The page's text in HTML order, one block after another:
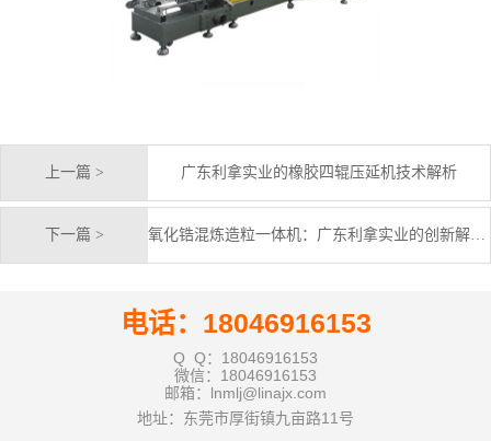
上一篇 > 广东利拿实业的橡胶四辊压延机技术解析
下一篇 > 氧化锆混炼造粒一体机：广东利拿实业的创新解决方案
电话：18046916153
Q Q：18046916153
微信：18046916153
邮箱：lnmlj@linajx.com
地址：东莞市厚街镇九亩路11号